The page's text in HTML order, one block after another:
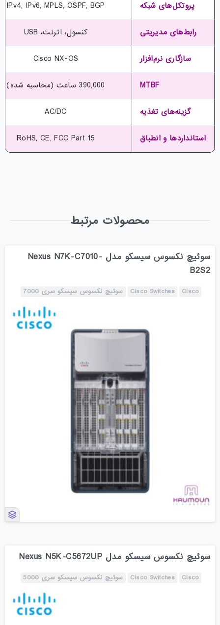
پروتکل‌های شبکه IPv4, IPv6, MPLS, OSPF, BGP
رابط‌های مدیریتی کنسول، اترنت، USB
سازگاری نرم‌افزار Cisco NX-OS
MTBF 390,000 ساعت (محاسبه شده)
گزینه‌های تغذیه AC/DC
استانداردها و انطباق RoHS, CE, FCC Part 15
محصولات مرتبط
سوئیچ نکسوس سیسکو مدل Nexus N7K-C7010-
B2S2
Cisco
Cisco Switches سوئیچ نکسوس سیسکو سری 7000
سوئیچ نکسوس سیسکو مدل Nexus N5K-C5672UP
Cisco
Cisco Switches سوئیچ نکسوس سیسکو سری 5000